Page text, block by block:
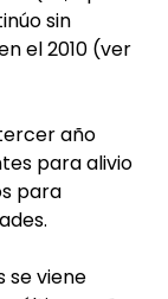
sin
el 2010 (ver
año
para alivio
para
se viene